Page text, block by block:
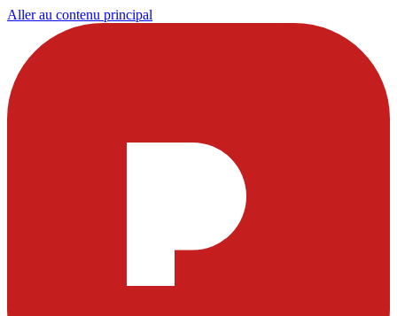
Aller au contenu principal